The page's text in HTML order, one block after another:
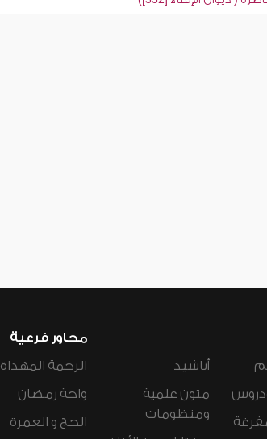
أناشيد
متون علمية
ومنظومات
محاور فرعية
الرحمة المهداة
واحة رمضان
الحج و العمرة